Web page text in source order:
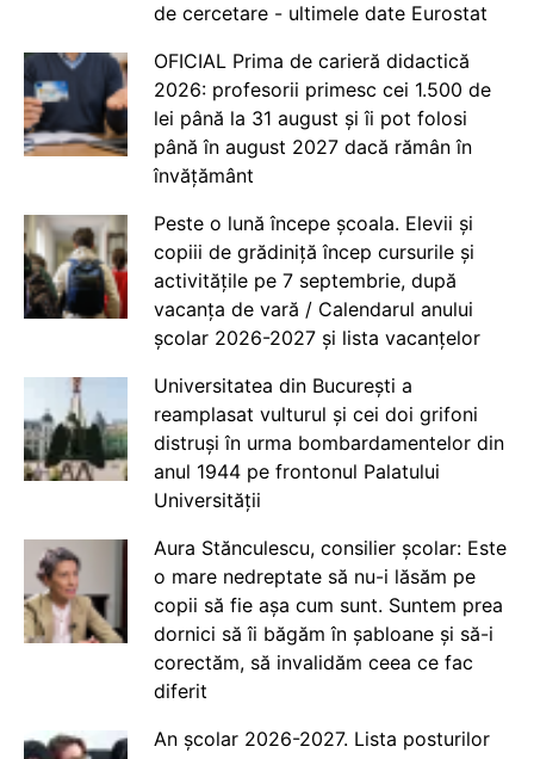
de cercetare - ultimele date Eurostat
OFICIAL Prima de carieră didactică
2026: profesorii primesc cei 1.500 de
lei până la 31 august și îi pot folosi
până în august 2027 dacă rămân în
învățământ
Peste o lună începe școala. Elevii și
copiii de grădiniță încep cursurile și
activitățile pe 7 septembrie, după
vacanța de vară / Calendarul anului
școlar 2026-2027 și lista vacanțelor
Universitatea din București a
reamplasat vulturul și cei doi grifoni
distruși în urma bombardamentelor din
anul 1944 pe frontonul Palatului
Universității
Aura Stănculescu, consilier școlar: Este
o mare nedreptate să nu-i lăsăm pe
copii să fie așa cum sunt. Suntem prea
dornici să îi băgăm în șabloane și să-i
corectăm, să invalidăm ceea ce fac
diferit
An școlar 2026-2027. Lista posturilor